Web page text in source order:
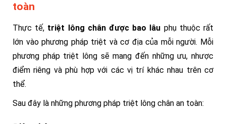
toàn
Thực tế, triệt lông chân được bao lâu phụ thuộc rất
lớn vào phương pháp triệt và cơ địa của mỗi người. Mỗi
phương pháp triệt lông sẽ mang đến những ưu, nhược
điểm riêng và phù hợp với các vị trí khác nhau trên cơ
thể.
Sau đây là những phương pháp triệt lông chân an toàn: